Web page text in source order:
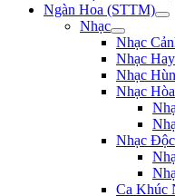
Ngàn Hoa (STTM)
Nhạc
Nhạc
Nhạc Hay
Nhạc
Nhạc
Nhạc
Ca Khúc